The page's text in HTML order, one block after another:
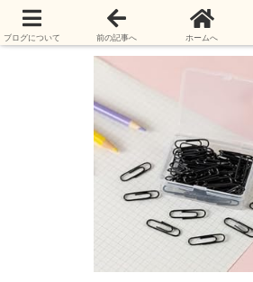
ペーパークリップ 50個セッ
ブログについて 前の記事へ ホームへ